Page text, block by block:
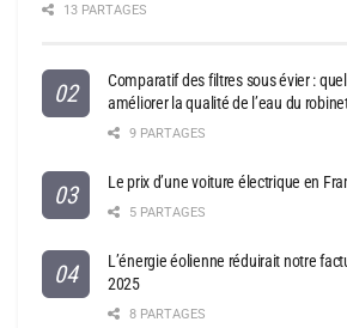
13 PARTAGES
Comparatif des filtres sous évier :
améliorer la qualité de l’eau du
9 PARTAGES
Le prix d’une voiture électrique en
5 PARTAGES
L’énergie éolienne réduirait notre
2025
8 PARTAGES